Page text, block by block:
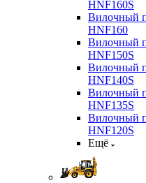
HNF160S
Вилочный
HNF160
Вилочный
HNF150S
Вилочный
HNF140S
Вилочный
HNF135S
Вилочный
HNF120S
Ещё